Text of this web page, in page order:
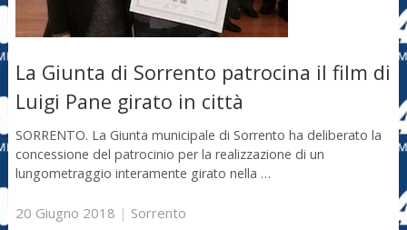
La Giunta di Sorrento patrocina il film di
Luigi Pane girato in città
SORRENTO. La Giunta municipale di Sorrento ha deliberato la
concessione del patrocinio per la realizzazione di un
lungometraggio interamente girato nella …
20 Giugno 2018 | Sorrento